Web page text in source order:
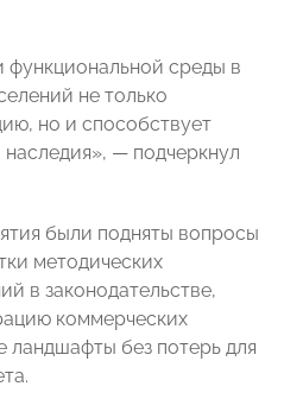
среды в
не только
но и способствует
— подчеркнул
были подняты вопросы
методических
в законодательстве,
коммерческих
ландшафты без потерь для